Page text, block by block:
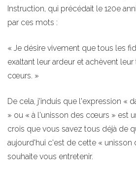
Instruction, qui précédait le 120e
par ces mots :
« Je désire vivement que tous les
exaltant leur ardeur et achèvent
cœurs. »
De cela, j'induis que l'expression «
» ou « à l'unisson des cœurs » est
crois que vous savez tous déjà de
aujourd'hui c'est de cette «
souhaite vous entretenir.